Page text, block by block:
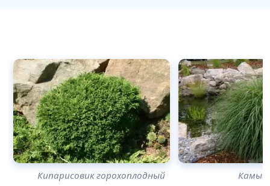
Кипарисовик горохоплодный